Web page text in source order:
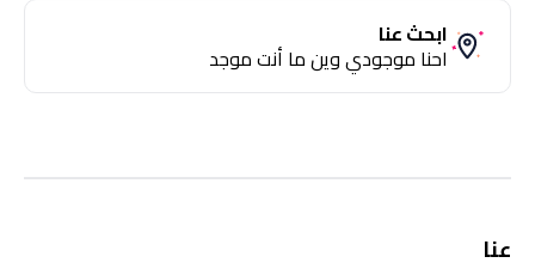
ابحث عنا
احنا موجودي وين ما أنت موجد
عنا